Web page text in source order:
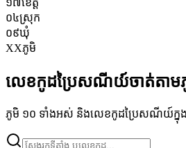
០៤ស្រុក
០៩ឃុំ
XXភូមិ
លេខកូដប្រៃសណីយ៍ចាត់តាម
ភូមិ ១០ ទាំងអស់ និងលេខកូដប្រៃសណីយ៍ក្នុ